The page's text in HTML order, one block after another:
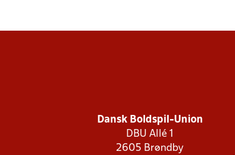
Dansk Boldspil-Union
DBU Allé 1
2605 Brøndby